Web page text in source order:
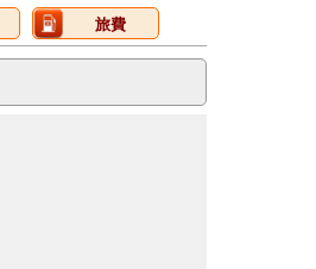
旅費